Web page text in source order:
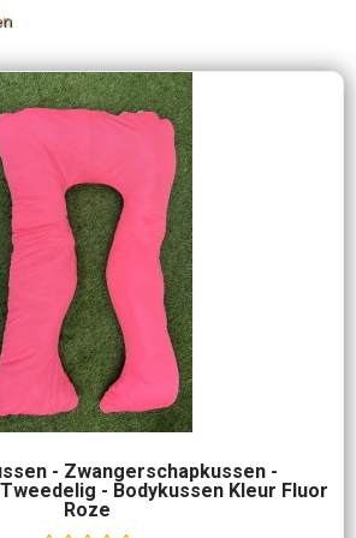
- Zwangerschapkussen -
- Bodykussen Kleur Fluor
Roze